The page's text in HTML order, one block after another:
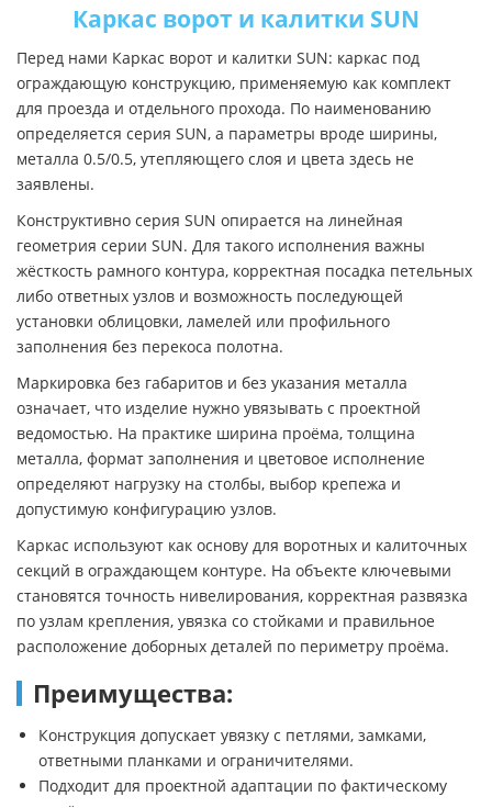
Каркас ворот и калитки SUN
Перед нами Каркас ворот и калитки SUN: каркас под
ограждающую конструкцию, применяемую как комплект
для проезда и отдельного прохода. По наименованию
определяется серия SUN, а параметры вроде ширины,
металла 0.5/0.5, утепляющего слоя и цвета здесь не
заявлены.
Конструктивно серия SUN опирается на линейная
геометрия серии SUN. Для такого исполнения важны
жёсткость рамного контура, корректная посадка петельных
либо ответных узлов и возможность последующей
установки облицовки, ламелей или профильного
заполнения без перекоса полотна.
Маркировка без габаритов и без указания металла
означает, что изделие нужно увязывать с проектной
ведомостью. На практике ширина проёма, толщина
металла, формат заполнения и цветовое исполнение
определяют нагрузку на столбы, выбор крепежа и
допустимую конфигурацию узлов.
Каркас используют как основу для воротных и калиточных
секций в ограждающем контуре. На объекте ключевыми
становятся точность нивелирования, корректная развязка
по узлам крепления, увязка со стойками и правильное
расположение доборных деталей по периметру проёма.
Преимущества:
Конструкция допускает увязку с петлями, замками,
ответными планками и ограничителями.
Подходит для проектной адаптации по фактическому